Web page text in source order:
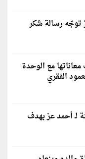
توجّه رسالة شكر
مع الوحدة
الفقري
لـ أحمد عز بهدف